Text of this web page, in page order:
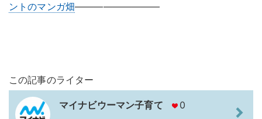
ントのマンガ畑—————————
この記事のライター
マイナビウーマン子育て 0